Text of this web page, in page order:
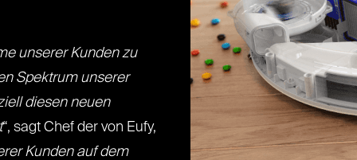
unserer Kunden zu
Spektrum unserer
diesen neuen
“, sagt Chef der von Eufy,
Kunden auf dem